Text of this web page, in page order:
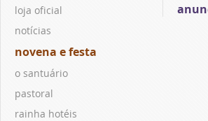
loja oficial
notícias
novena e festa
o santuário
pastoral
rainha hotéis